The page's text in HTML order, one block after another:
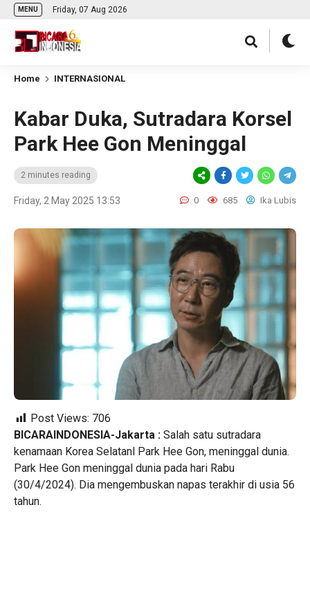
MENU Friday, 07 Aug 2026
Home INTERNASIONAL
Kabar Duka, Sutradara Korsel
Park Hee Gon Meninggal
2 minutes reading
Friday, 2 May 2025 13:53 0 685 Ika Lubis
Post Views: 706
BICARAINDONESIA-Jakarta : Salah satu sutradara
kenamaan Korea Selatanl Park Hee Gon, meninggal dunia.
Park Hee Gon meninggal dunia pada hari Rabu
(30/4/2024). Dia mengembuskan napas terakhir di usia 56
tahun.